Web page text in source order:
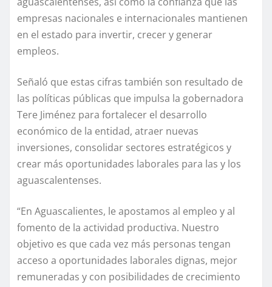
empresas nacionales e internacionales mantienen
en el estado para invertir, crecer y generar
empleos.
Señaló que estas cifras también son resultado de
las políticas públicas que impulsa la gobernadora
Tere Jiménez para fortalecer el desarrollo
económico de la entidad, atraer nuevas
inversiones, consolidar sectores estratégicos y
crear más oportunidades laborales para las y los
aguascalentenses.
“En Aguascalientes, le apostamos al empleo y al
fomento de la actividad productiva. Nuestro
objetivo es que cada vez más personas tengan
acceso a oportunidades laborales dignas, mejor
remuneradas y con posibilidades de crecimiento